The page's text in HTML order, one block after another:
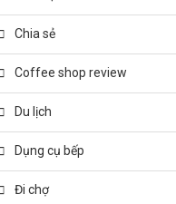
Chia sẻ
Coffee shop review
Du lịch
Dụng cụ bếp
Đi chợ